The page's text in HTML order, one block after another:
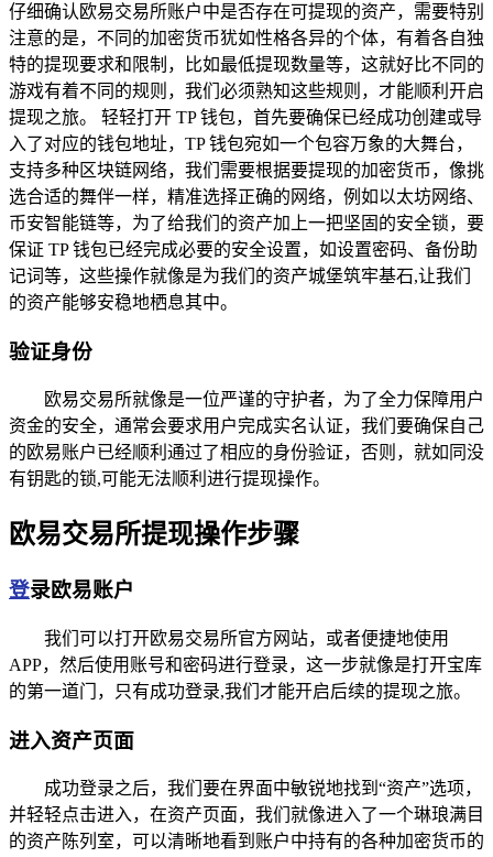
仔细确认欧易交易所账户中是否存在可提现的资产，需要特别
注意的是，不同的加密货币犹如性格各异的个体，有着各自独
特的提现要求和限制，比如最低提现数量等，这就好比不同的
游戏有着不同的规则，我们必须熟知这些规则，才能顺利开启
提现之旅。 轻轻打开 TP 钱包，首先要确保已经成功创建或导
入了对应的钱包地址，TP 钱包宛如一个包容万象的大舞台，
支持多种区块链网络，我们需要根据要提现的加密货币，像挑
选合适的舞伴一样，精准选择正确的网络，例如以太坊网络、
币安智能链等，为了给我们的资产加上一把坚固的安全锁，要
保证 TP 钱包已经完成必要的安全设置，如设置密码、备份助
记词等，这些操作就像是为我们的资产城堡筑牢基石,让我们
的资产能够安稳地栖息其中。
验证身份
欧易交易所就像是一位严谨的守护者，为了全力保障用户
资金的安全，通常会要求用户完成实名认证，我们要确保自己
的欧易账户已经顺利通过了相应的身份验证，否则，就如同没
有钥匙的锁,可能无法顺利进行提现操作。
欧易交易所提现操作步骤
登录欧易账户
我们可以打开欧易交易所官方网站，或者便捷地使用
APP，然后使用账号和密码进行登录，这一步就像是打开宝库
的第一道门，只有成功登录,我们才能开启后续的提现之旅。
进入资产页面
成功登录之后，我们要在界面中敏锐地找到“资产”选项，
并轻轻点击进入，在资产页面，我们就像进入了一个琳琅满目
的资产陈列室，可以清晰地看到账户中持有的各种加密货币的